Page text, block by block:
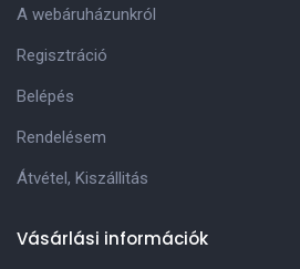
A webáruházunkról
Regisztráció
Belépés
Rendelésem
Átvétel, Kiszállitás
Vásárlási információk